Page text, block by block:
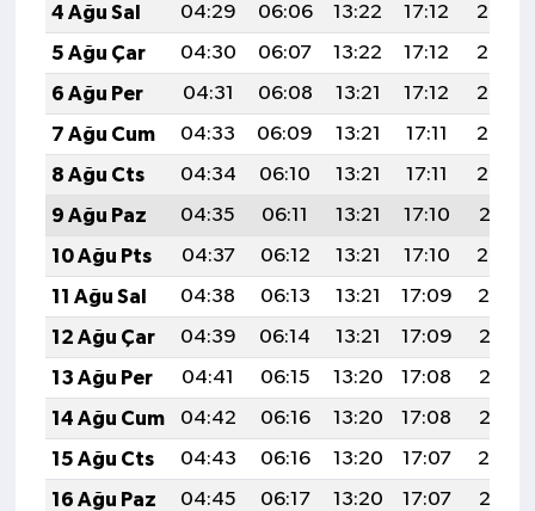
4 Ağu Sal
04:29 06:06 13:22 17:12
20:27
5 Ağu Çar
04:30 06:07 13:22 17:12
20:26
6 Ağu Per
04:31 06:08 13:21 17:12
20:25
7 Ağu Cum
04:33 06:09 13:21 17:11
20:24
8 Ağu Cts
04:34 06:10 13:21 17:11
20:22
9 Ağu Paz
04:35 06:11 13:21 17:10
20:21
10 Ağu Pts
04:37 06:12 13:21 17:10
20:20
11 Ağu Sal
04:38 06:13 13:21 17:09
20:19
12 Ağu Çar
04:39 06:14 13:21 17:09
20:18
13 Ağu Per
04:41 06:15 13:20 17:08
20:16
14 Ağu Cum
04:42 06:16 13:20 17:08
20:15
15 Ağu Cts
04:43 06:16 13:20 17:07
20:14
16 Ağu Paz
04:45 06:17 13:20 17:07
20:12